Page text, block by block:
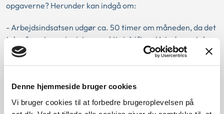
Denne hjemmeside bruger cookies
Vi bruger cookies til at forbedre brugeroplevelsen på
opgaverne? Herunder kan indgå om:
- Arbejdsindsatsen udgør ca. 50 timer om måneden, da det
taler for, at pensionisten er aktiv i driften. Hvis der er tale
om sæsonbetonet arbejde, hvor det samlede timeantal er
mindre, kan pensionisten stadig anses som aktiv i driften.
- Indgår der indtægter i virksomhedsresultatet fra tidligere
indkomstår i form af fx hævet opsparet overskud, og var
pensionisten aktiv eller passiv i driften på tidspunktet for